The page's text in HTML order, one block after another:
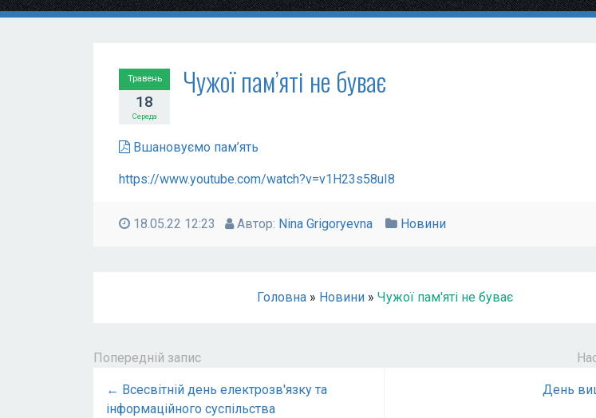
Травень
18
Середа
Чужої пам’яті не буває
Вшановуємо пам’ять
https://www.youtube.com/watch?v=v1H23s58uI8
18.05.22 12:23 Автор: Nina Grigoryevna Новини
Головна» Новини» Чужої пам'яті не буває
Попередній запис
← Всесвітній день електрозв'язку та
інформаційного суспільства
День